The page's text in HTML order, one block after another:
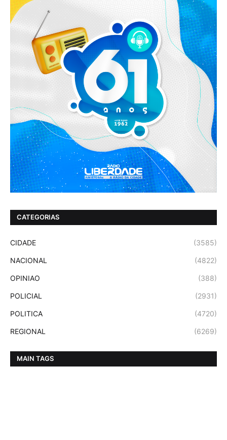
CATEGORIAS
CIDADE (3585)
NACIONAL (4822)
OPINIAO (388)
POLICIAL (2931)
POLITICA (4720)
REGIONAL (6269)
MAIN TAGS